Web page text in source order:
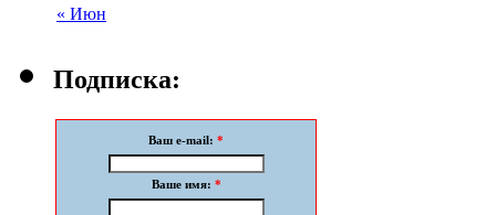
« Июн
Подписка:
Ваш e-mail: *
Ваше имя: *